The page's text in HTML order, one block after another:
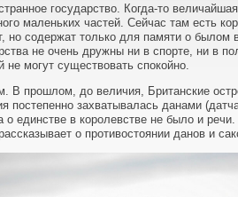
государство. Когда-то
маленьких частей. Сейчас там есть
но содержат только для памяти о былом
не очень дружны ни в спорте, ни в
не могут существовать спокойно.
В прошлом, до величия, Британские
постепенно захватывалась данами
о единстве в королевстве не было и
о противостоянии данов и